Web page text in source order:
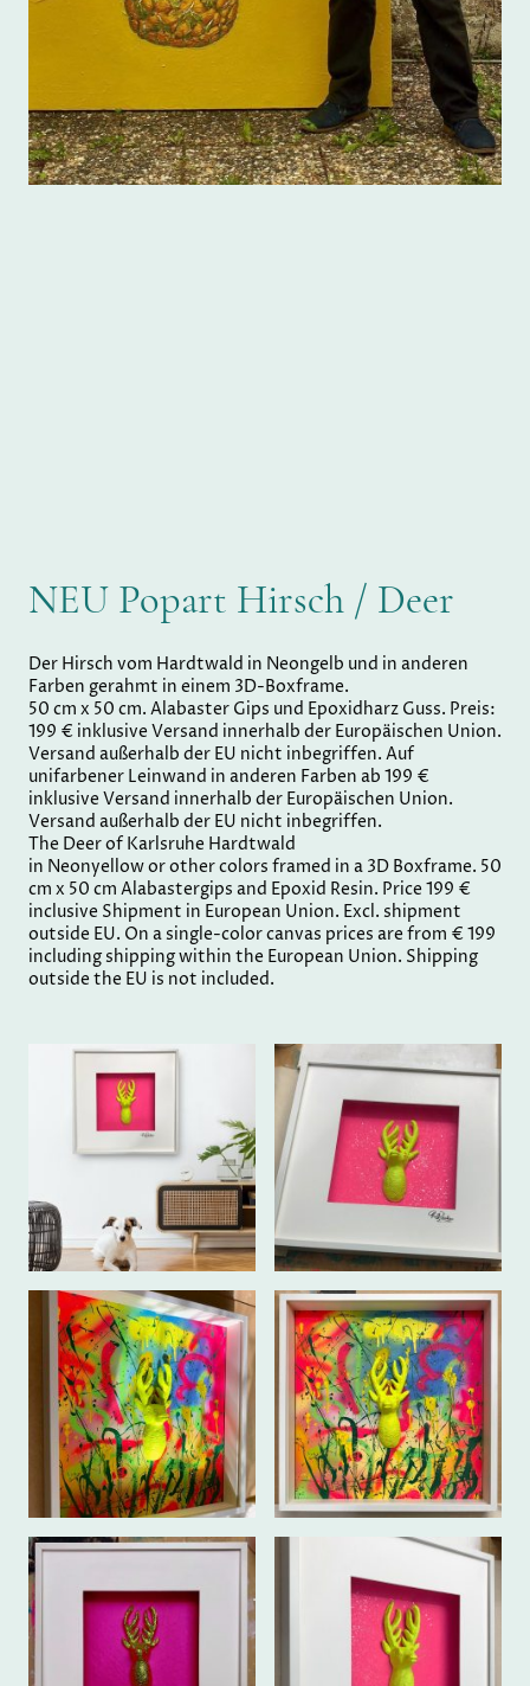
NEU Popart Hirsch / Deer
Der Hirsch vom Hardtwald in Neongelb und in anderen
Farben gerahmt in einem 3D-Boxframe.
50 cm x 50 cm. Alabaster Gips und Epoxidharz Guss. Preis:
199 € inklusive Versand innerhalb der Europäischen Union.
Versand außerhalb der EU nicht inbegriffen. Auf
unifarbener Leinwand in anderen Farben ab 199 €
inklusive Versand innerhalb der Europäischen Union.
Versand außerhalb der EU nicht inbegriffen.
The Deer of Karlsruhe Hardtwald
in Neonyellow or other colors framed in a 3D Boxframe. 50
cm x 50 cm Alabastergips and Epoxid Resin. Price 199 €
inclusive Shipment in European Union. Excl. shipment
outside EU. On a single-color canvas prices are from € 199
including shipping within the European Union. Shipping
outside the EU is not included.